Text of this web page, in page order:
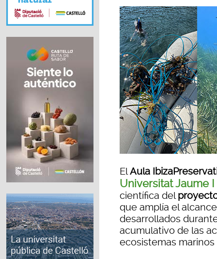
ElAula
Universitat Jaume I
científica del
que amplía el
desarrollados
acumulativo de las
ecosistemas